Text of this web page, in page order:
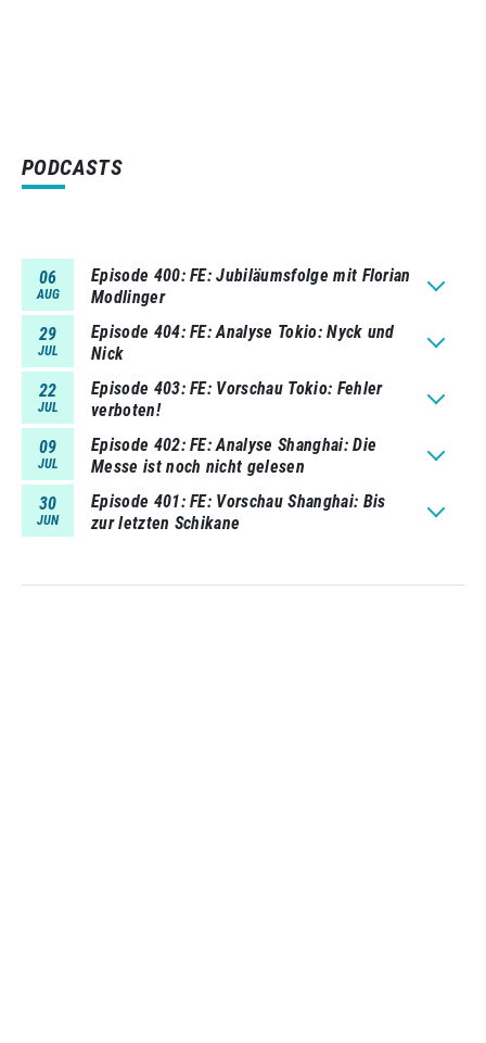
PODCASTS
06
AUG
Episode 400 FE: Jubiläumsfolge mit Florian
Modlinger
29
JUL
Episode 404 FE: Analyse Tokio: Nyck und
Nick
22
JUL
Episode 403 FE: Vorschau Tokio: Fehler
verboten!
09
JUL
Episode 402 FE: Analyse Shanghai: Die
Messe ist noch nicht gelesen
30
JUN
Episode 401 FE: Vorschau Shanghai: Bis
zur letzten Schikane